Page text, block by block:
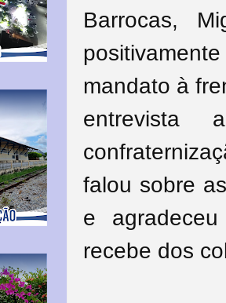
Barrocas,
mandato à
falou sobre
e
recebe dos